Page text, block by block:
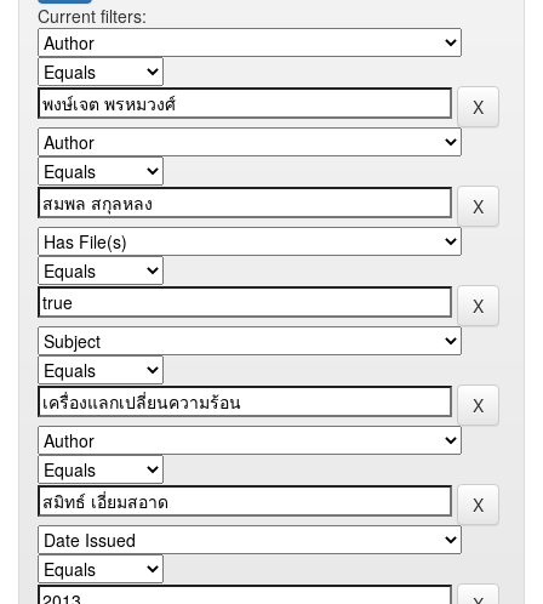
Current filters: